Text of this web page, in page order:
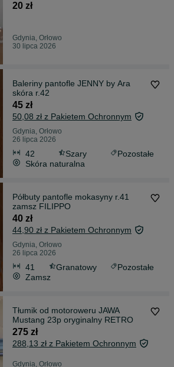
20 zł
Gdynia, Orłowo
30 lipca 2026
Baleriny pantofle JENNY by Ara
skóra r.42
45 zł
50,08 zł z Pakietem Ochronnym
Gdynia, Orłowo
26 lipca 2026
42 Szary
Pozostałe
Skóra naturalna
Półbuty pantofle mokasyny r.41
zamsz FILIPPO
40 zł
44,90 zł z Pakietem Ochronnym
Gdynia, Orłowo
26 lipca 2026
41 Granatowy
Pozostałe
Zamsz
Tłumik od motoroweru JAWA
Mustang 23p oryginalny RETRO
275 zł
288,13 zł z Pakietem Ochronnym
Gdynia, Orłowo